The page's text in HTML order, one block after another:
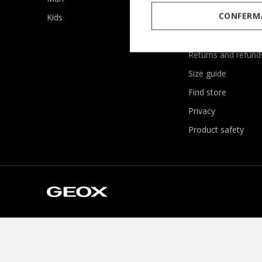
Kids
Orders and
Returns and
Size guide
Find store
Privacy
Product safety